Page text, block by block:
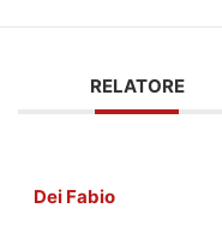
RELATORE
Dei Fabio